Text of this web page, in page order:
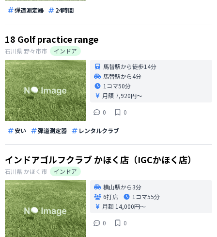
弾道測定器 24時間
18 Golf practice range
石川県 野々市市
インドア
馬替駅から徒歩14分
馬替駅から4分
1コマ50分
月額 7,920円〜
0
0
安い 弾道測定器 レンタルクラブ
インドアゴルフクラブ かほく店（IGCかほく店）
石川県 かほく市
インドア
横山駅から3分
6打席
1コマ55分
月額 14,000円〜
0
0